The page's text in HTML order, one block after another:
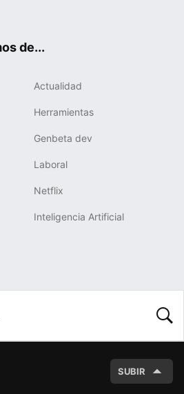
de...
Actualidad
Herramientas
Genbeta dev
Laboral
Netflix
Inteligencia Artificial
SUBIR